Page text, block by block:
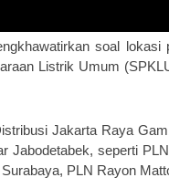
soal lokasi
Listrik Umum
Jakarta Raya
Jabodetabek, seperti
PLN Rayon